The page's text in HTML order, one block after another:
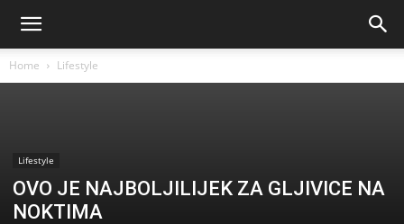
Home Lifestyle
Lifestyle
OVO JE NAJBOLJILIJEK ZA GLJIVICE NA
NOKTIMA